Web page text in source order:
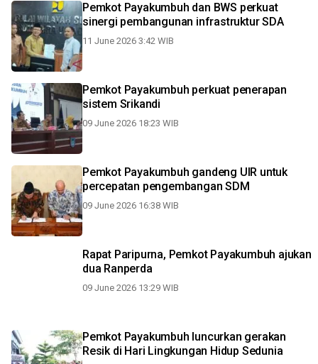
Pemkot Payakumbuh dan BWS perkuat
sinergi pembangunan infrastruktur SDA
11 June 2026 3:42 WIB
Pemkot Payakumbuh perkuat penerapan
sistem Srikandi
09 June 2026 18:23 WIB
Pemkot Payakumbuh gandeng UIR untuk
percepatan pengembangan SDM
09 June 2026 16:38 WIB
Rapat Paripurna, Pemkot Payakumbuh ajukan
dua Ranperda
09 June 2026 13:29 WIB
Pemkot Payakumbuh luncurkan gerakan
Resik di Hari Lingkungan Hidup Sedunia